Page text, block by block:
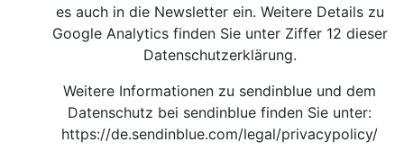
es auch in die Newsletter ein. Weitere Details zu
Google Analytics finden Sie unter Ziffer 12 dieser
Datenschutzerklärung.
Weitere Informationen zu sendinblue und dem
Datenschutz bei sendinblue finden Sie unter:
https://de.sendinblue.com/legal/privacypolicy/